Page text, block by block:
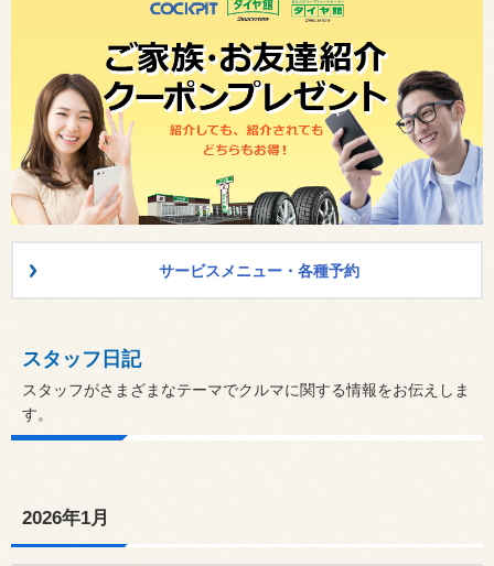
サービスメニュー・各種予約
スタッフ日記
スタッフがさまざまなテーマでクルマに関する情報をお伝えしま
す。
2026年1月